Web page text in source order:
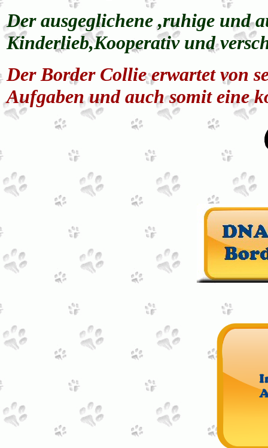
Der ausgeglichene ,ruhige und
Kinderlieb,Kooperativ und
Der Border Collie erwartet von
Aufgaben und auch somit eine